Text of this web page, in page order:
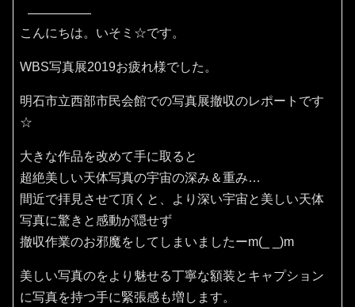
こんにちは。いそミ☆です。
WBS写真展2019お疲れ様でした。
明石市立西部市民会館での写真展撤収のレポートです
☆
大きな作品を改めて手に取ると
超絶美しい天体写真の宇宙の深み＆重み…
間近で拝見させて頂くと、より深い宇宙と美しい天体
写真に驚きと感動が隠せず
撤収作業のお邪魔をしてしまいましたーm(_ _)m
美しい写真のをより魅せる丁寧な額装とキャプション
に写真を持つ手に緊張感も増します。